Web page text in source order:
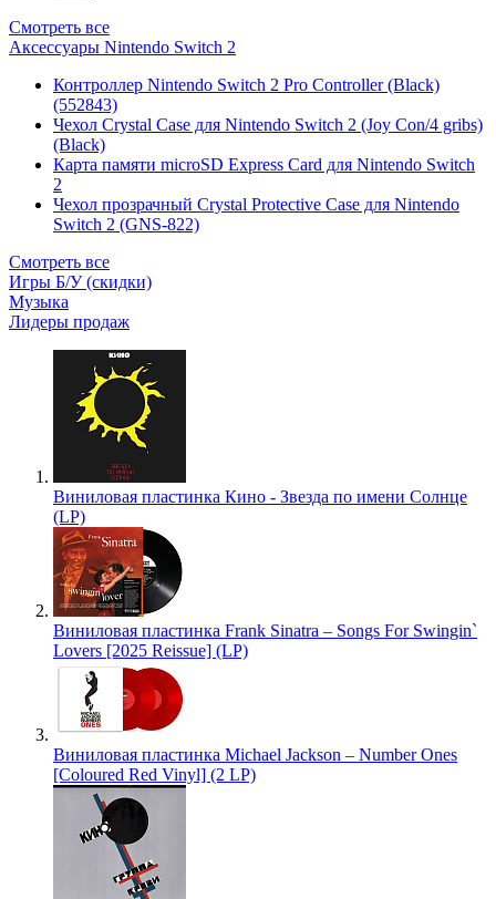
Смотреть все
Аксессуары Nintendo Switch 2
Контроллер Nintendo Switch 2 Pro Controller (Black)
(552843)
Чехол Сrystal Сase для Nintendo Switch 2 (Joy Con/4 gribs)
(Black)
Карта памяти microSD Express Card для Nintendo Switch
2
Чехол прозрачный Crystal Protective Case для Nintendo
Switch 2 (GNS-822)
Смотреть все
Игры Б/У (скидки)
Музыка
Лидеры продаж
Виниловая пластинка Кино - Звезда по имени Солнце
(LP)
Виниловая пластинка Frank Sinatra – Songs For Swingin`
Lovers [2025 Reissue] (LP)
Виниловая пластинка Michael Jackson – Number Ones
[Coloured Red Vinyl] (2 LP)